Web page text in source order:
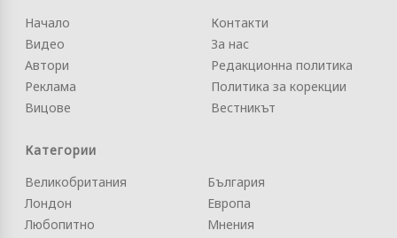
Начало
Видео
Автори
Реклама
Вицове
Контакти
За нас
Редакционна политика
Политика за корекции
Вестникът
Категории
Великобритания
Лондон
Любопитно
България
Европа
Мнения